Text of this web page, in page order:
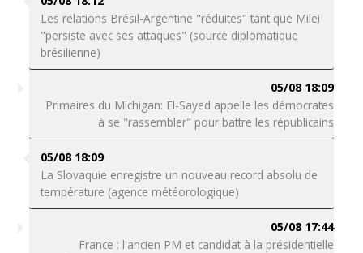
Les relations Brésil-Argentine "réduites" tant que Milei
"persiste avec ses attaques" (source diplomatique
brésilienne)
05/08 18:09
Primaires du Michigan: El-Sayed appelle les démocrates
à se "rassembler" pour battre les républicains
05/08 18:09
La Slovaquie enregistre un nouveau record absolu de
température (agence météorologique)
05/08 17:44
France : l'ancien PM et candidat à la présidentielle